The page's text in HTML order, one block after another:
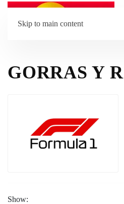
Skip to main content
GORRAS Y
Show: